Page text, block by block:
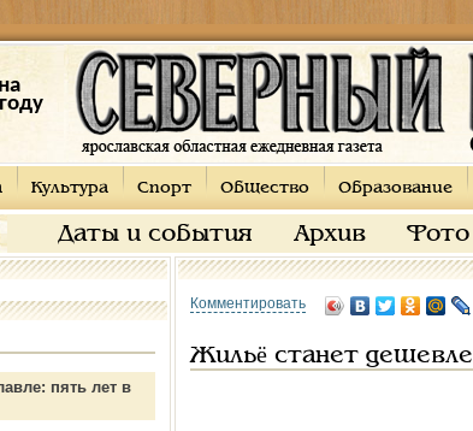
Культура Спорт Общество Образование
Даты и события Архив Фото
пять лет в
Комментировать
Жильё станет дешевле